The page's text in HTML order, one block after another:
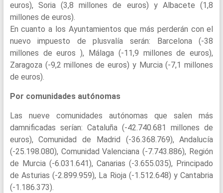
euros), Soria (3,8 millones de euros) y Albacete (1,8
millones de euros).
En cuanto a los Ayuntamientos que más perderán con el
nuevo impuesto de plusvalía serán: Barcelona (-38
millones de euros ), Málaga (-11,9 millones de euros),
Zaragoza (-9,2 millones de euros) y Murcia (-7,1 millones
de euros).
Por comunidades autónomas
Las nueve comunidades autónomas que salen más
damnificadas serían: Cataluña (-42.740.681 millones de
euros), Comunidad de Madrid (-36.368.769), Andalucía
(-25.198.080), Comunidad Valenciana (-7.743.886), Región
de Murcia (-6.031.641), Canarias (-3.655.035), Principado
de Asturias (-2.899.959), La Rioja (-1.512.648) y Cantabria
(-1.186.373).